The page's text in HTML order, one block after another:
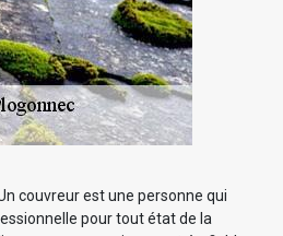
couvreur est une personne qui
pour tout état de la